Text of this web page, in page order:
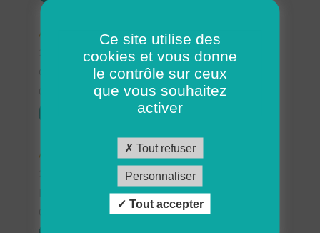
Aide à domicile - CDD été - Saint-Renan (H/F)
29 - Finistère
03/04/2026
Aide à domicile - CDD ou CDI - St Renan (H/F)
Possibilité de CDI ou CDD
Ce site utilise des
cookies et vous donne
le contrôle sur ceux
que vous souhaitez
activer
Tout refuser
Personnaliser
Tout accepter